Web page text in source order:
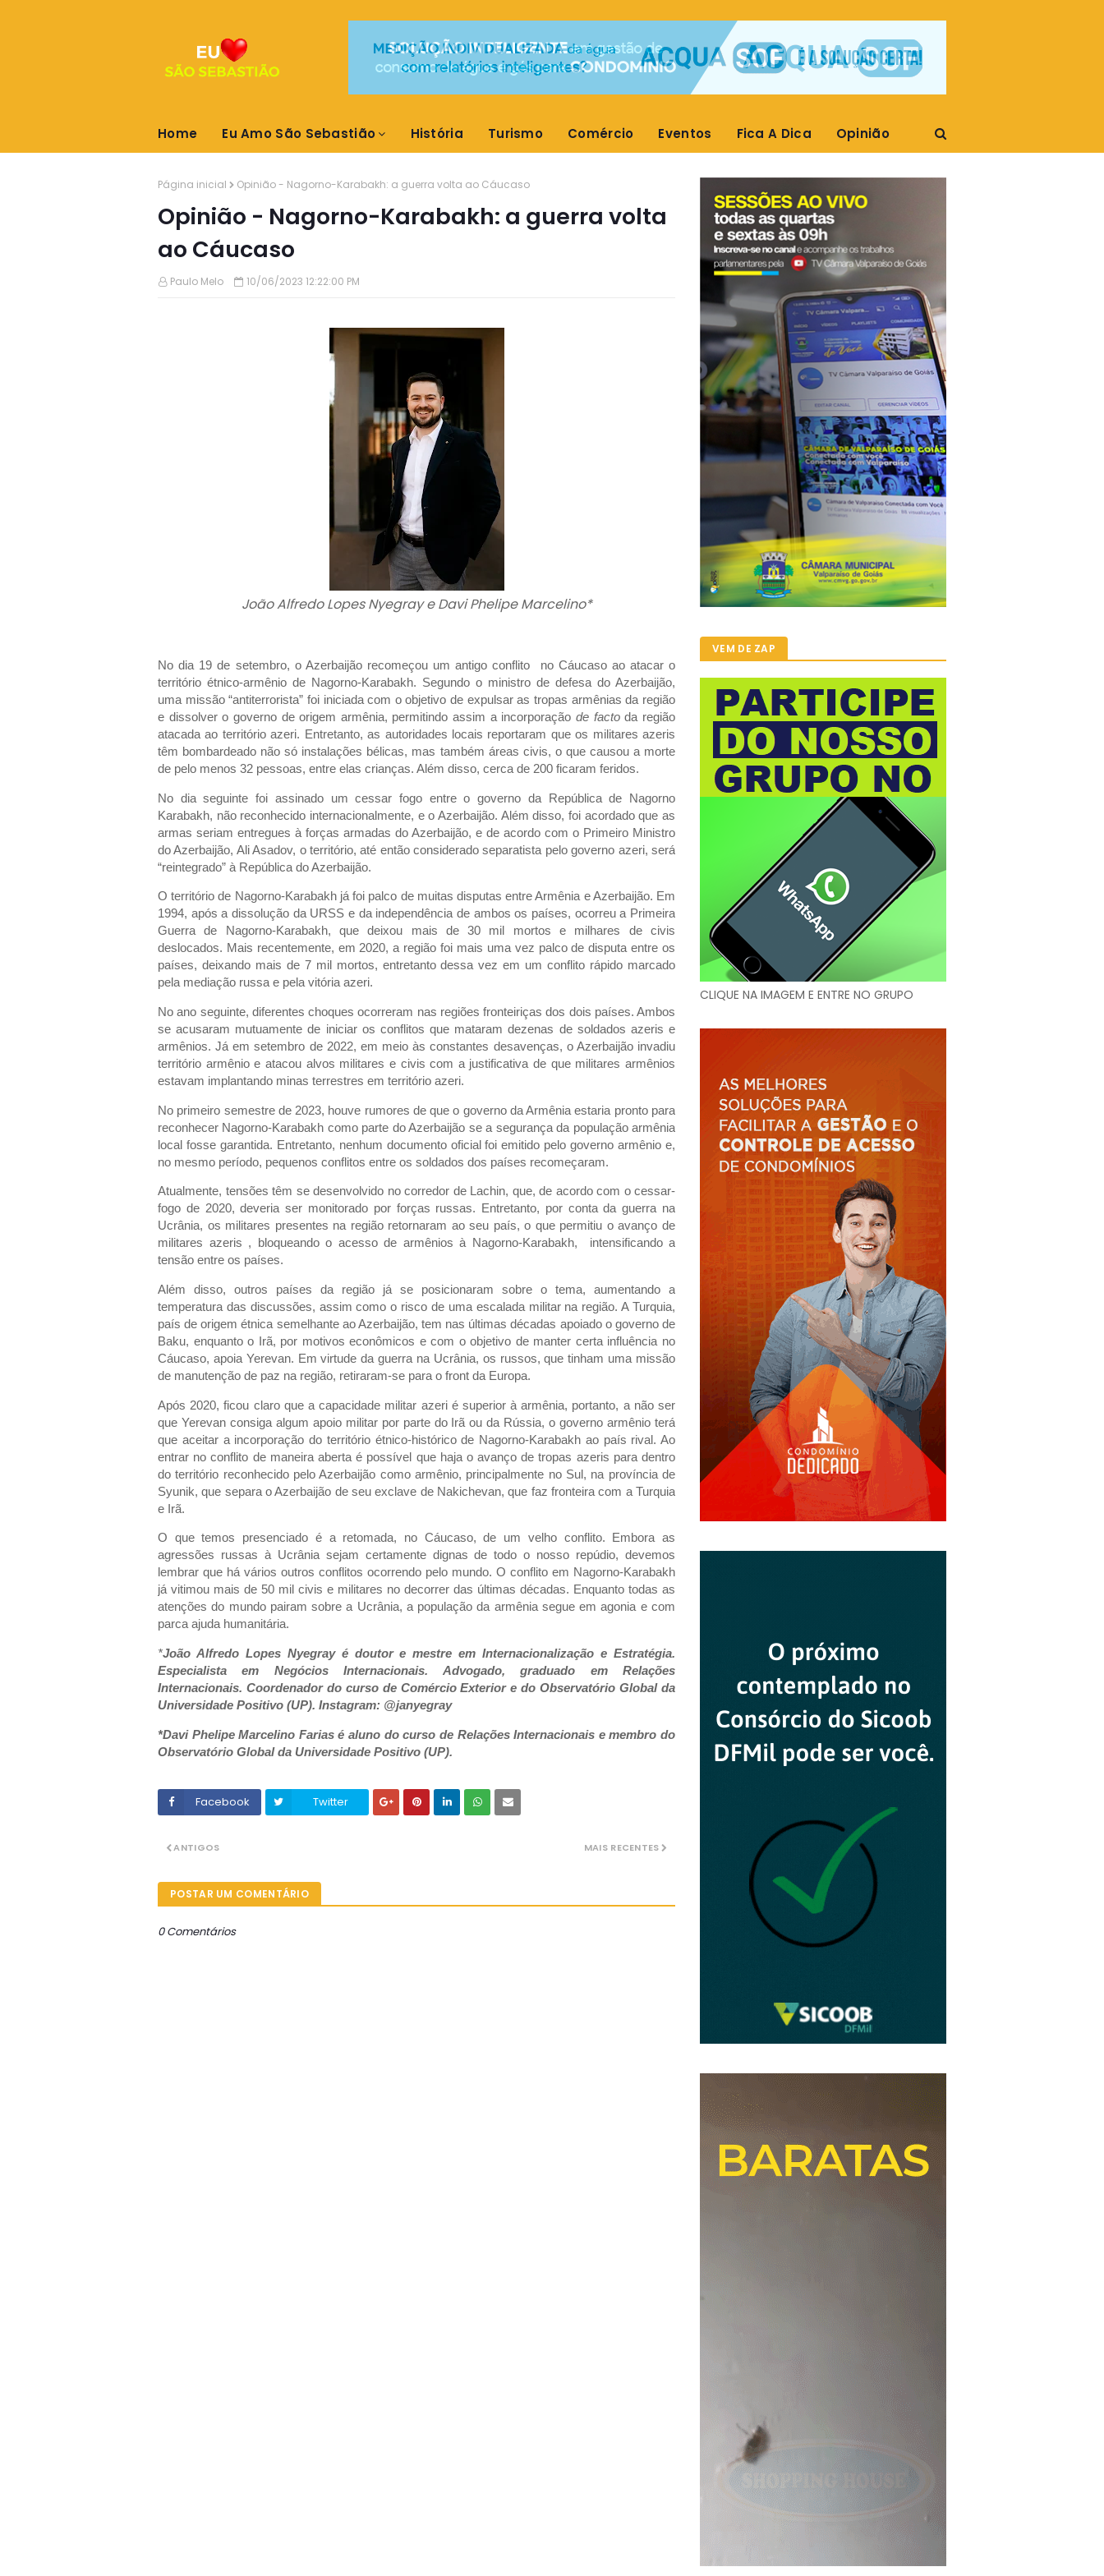
Home Eu Amo São Sebastião História Turismo Comércio Eventos Fica A Dica Opinião
Página inicial Opinião - Nagorno-Karabakh: a guerra volta ao Cáucaso
Opinião - Nagorno-Karabakh: a guerra volta
ao Cáucaso
Paulo Melo 10/06/2023 12:22:00 PM
João Alfredo Lopes Nyegray e Davi Phelipe Marcelino*
No dia 19 de setembro, o Azerbaijão recomeçou um antigo conflito no Cáucaso ao atacar o
território étnico-armênio de Nagorno-Karabakh. Segundo o ministro de defesa do Azerbaijão,
uma missão “antiterrorista” foi iniciada com o objetivo de expulsar as tropas armênias da região
e dissolver o governo de origem armênia, permitindo assim a incorporaçãode factoda região
atacada ao território azeri. Entretanto, as autoridades locais reportaram que os militares azeris
têm bombardeado não só instalações bélicas, mas também áreas civis, o que causou a morte
de pelo menos 32 pessoas, entre elas crianças. Além disso, cerca de 200 ficaram feridos.
No dia seguinte foi assinado um cessar fogo entre o governo da República de Nagorno
Karabakh, não reconhecido internacionalmente, e o Azerbaijão. Além disso, foi acordado que as
armas seriam entregues à forças armadas do Azerbaijão, e de acordo com o Primeiro Ministro
do Azerbaijão, Ali Asadov, o território, até então considerado separatista pelo governo azeri, será
“reintegrado” à República do Azerbaijão.
O território de Nagorno-Karabakh já foi palco de muitas disputas entre Armênia e Azerbaijão. Em
1994, após a dissolução da URSS e da independência de ambos os países, ocorreu a Primeira
Guerra de Nagorno-Karabakh, que deixou mais de 30 mil mortos e milhares de civis
deslocados. Mais recentemente, em 2020, a região foi mais uma vez palco de disputa entre os
países, deixando mais de 7 mil mortos, entretanto dessa vez em um conflito rápido marcado
pela mediação russa e pela vitória azeri.
No ano seguinte, diferentes choques ocorreram nas regiões fronteiriças dos dois países. Ambos
se acusaram mutuamente de iniciar os conflitos que mataram dezenas de soldados azeris e
armênios. Já em setembro de 2022, em meio às constantes desavenças, o Azerbaijão invadiu
território armênio e atacou alvos militares e civis com a justificativa de que militares armênios
estavam implantando minas terrestres em território azeri.
No primeiro semestre de 2023, houve rumores de que o governo da Armênia estaria pronto para
reconhecer Nagorno-Karabakh como parte do Azerbaijão se a segurança da população armênia
local fosse garantida. Entretanto, nenhum documento oficial foi emitido pelo governo armênio e,
no mesmo período, pequenos conflitos entre os soldados dos países recomeçaram.
Atualmente, tensões têm se desenvolvido no corredor de Lachin, que, de acordo com o cessar-
fogo de 2020, deveria ser monitorado por forças russas. Entretanto, por conta da guerra na
Ucrânia, os militares presentes na região retornaram ao seu país, o que permitiu o avanço de
militares azeris , bloqueando o acesso de armênios à Nagorno-Karabakh, intensificando a
tensão entre os países.
Além disso, outros países da região já se posicionaram sobre o tema, aumentando a
temperatura das discussões, assim como o risco de uma escalada militar na região. A Turquia,
país de origem étnica semelhante ao Azerbaijão, tem nas últimas décadas apoiado o governo de
Baku, enquanto o Irã, por motivos econômicos e com o objetivo de manter certa influência no
Cáucaso, apoia Yerevan. Em virtude da guerra na Ucrânia, os russos, que tinham uma missão
de manutenção de paz na região, retiraram-se para o front da Europa.
Após 2020, ficou claro que a capacidade militar azeri é superior à armênia, portanto, a não ser
que Yerevan consiga algum apoio militar por parte do Irã ou da Rússia, o governo armênio terá
que aceitar a incorporação do território étnico-histórico de Nagorno-Karabakh ao país rival. Ao
entrar no conflito de maneira aberta é possível que haja o avanço de tropas azeris para dentro
do território reconhecido pelo Azerbaijão como armênio, principalmente no Sul, na província de
Syunik, que separa o Azerbaijão de seu exclave de Nakichevan, que faz fronteira com a Turquia
e Irã.
O que temos presenciado é a retomada, no Cáucaso, de um velho conflito. Embora as
agressões russas à Ucrânia sejam certamente dignas de todo o nosso repúdio, devemos
lembrar que há vários outros conflitos ocorrendo pelo mundo. O conflito em Nagorno-Karabakh
já vitimou mais de 50 mil civis e militares no decorrer das últimas décadas. Enquanto todas as
atenções do mundo pairam sobre a Ucrânia, a população da armênia segue em agonia e com
parca ajuda humanitária.
*João Alfredo Lopes Nyegray é doutor e mestre em Internacionalização e Estratégia.
Especialista em Negócios Internacionais. Advogado, graduado em Relações
Internacionais. Coordenador do curso de Comércio Exterior e do Observatório Global da
Universidade Positivo (UP). Instagram: @janyegray
*Davi Phelipe Marcelino Farias é aluno do curso de Relações Internacionais e membro do
Observatório Global da Universidade Positivo (UP).
Facebook Twitter
MAIS RECENTES
ANTIGOS
POSTAR UM COMENTÁRIO
0 Comentários
VEM DE ZAP
CLIQUE NA IMAGEM E ENTRE NO GRUPO